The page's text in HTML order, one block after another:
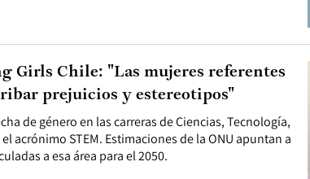
de género en las carreras de Ciencias, Tecnología,
acrónimo STEM. Estimaciones de la ONU apuntan a
a esa área para el 2050.
Girls Chile: "Las mujeres referentes
prejuicios y estereotipos"